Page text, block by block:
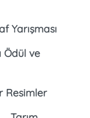
Yarışması
Ödül ve
Resimler